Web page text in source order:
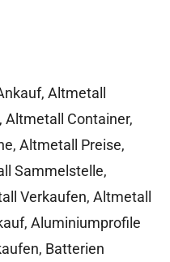
, Altmetall
, Altmetall Container,
, Altmetall Preise,
Sammelstelle,
Verkaufen, Altmetall
, Aluminiumprofile
, Batterien